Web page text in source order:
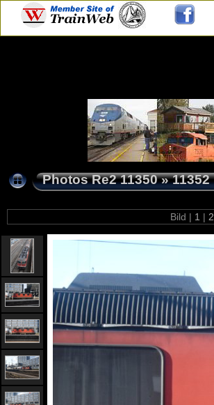
Photos Re2 11350»11352
Bild | 1 | 2